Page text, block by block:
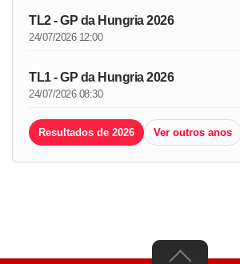
TL2 - GP da Hungria 2026
24/07/2026 12:00
TL1 - GP da Hungria 2026
24/07/2026 08:30
Resultados de 2026 Ver outros anos